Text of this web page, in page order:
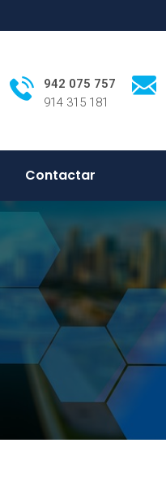
942 075 757
914 315 181
Contactar